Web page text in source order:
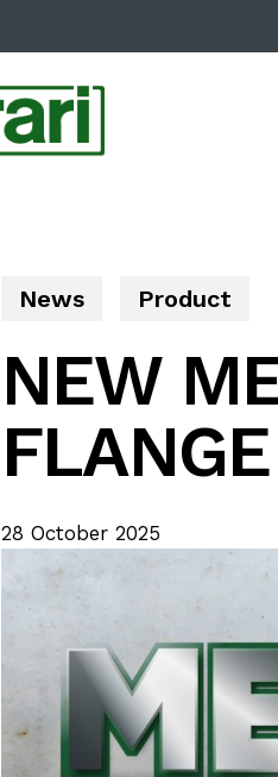
News Product
NEW
FLANGE
28 October 2025